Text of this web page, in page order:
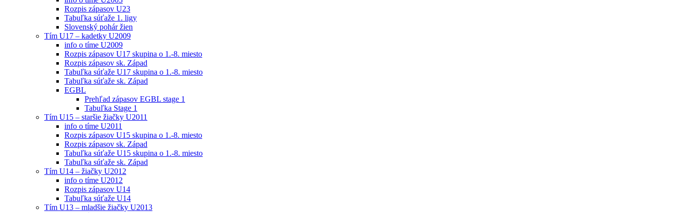
Rozpis zápasov U23
Tabuľka súťaže 1. ligy
Slovenský pohár žien
Tím U17 – kadetky U2009
info o tíme U2009
Rozpis zápasov U17 skupina o 1.-8. miesto
Rozpis zápasov sk. Západ
Tabuľka súťaže U17 skupina o 1.-8. miesto
Tabuľka súťaže sk. Západ
EGBL
Prehľad zápasov EGBL stage 1
Tabuľka Stage 1
Tím U15 – staršie žiačky U2011
info o tíme U2011
Rozpis zápasov U15 skupina o 1.-8. miesto
Rozpis zápasov sk. Západ
Tabuľka súťaže U15 skupina o 1.-8. miesto
Tabuľka súťaže sk. Západ
Tím U14 – žiačky U2012
info o tíme U2012
Rozpis zápasov U14
Tabuľka súťaže U14
Tím U13 – mladšie žiačky U2013